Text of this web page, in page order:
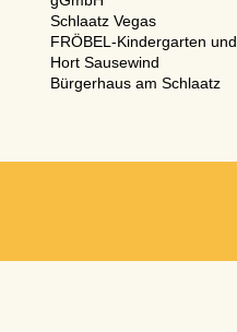
Schlaatz Vegas
FRÖBEL-Kindergarten und
Hort Sausewind
Bürgerhaus am Schlaatz